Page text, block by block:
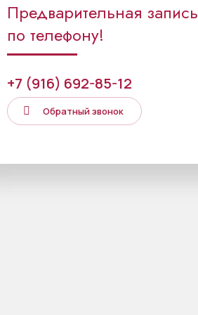
Предварительная запись
по телефону!
+7 (916) 692-85-12
Обратный звонок